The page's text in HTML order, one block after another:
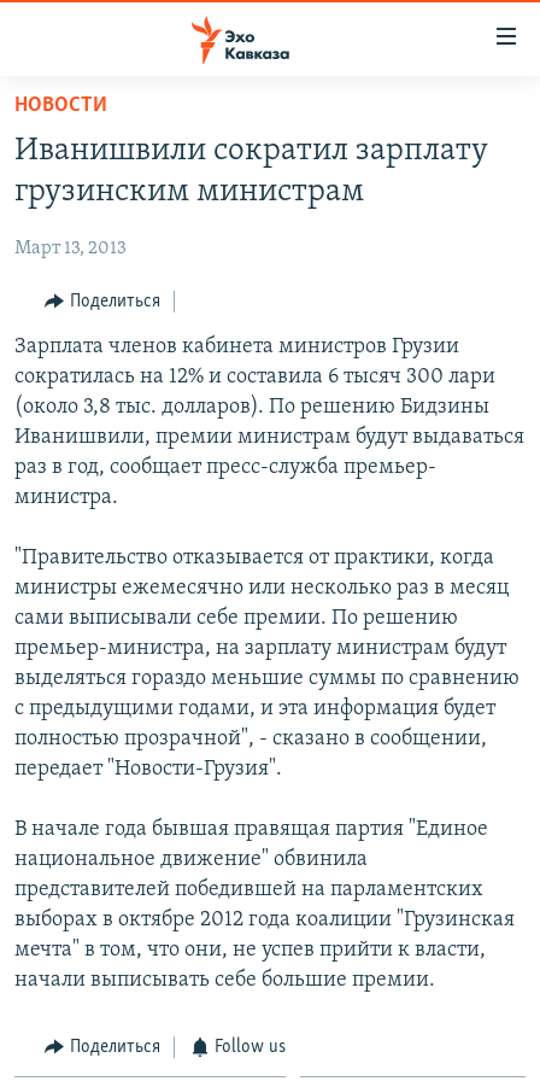
Вернуться
основному
содержанию
Вернутся
навигации
Вернутся
поиску
СУХУМИ
ЦХИНВАЛИ
ВЕСЬ КАВКАЗ
СЕВЕРНЫЙ КАВКАЗ
АРМЕНИЯ
АЗЕРБАЙДЖАН
ТЕМЫ
ПОЛИТИКА
ЭКОНОМИКА
ОБЩЕСТВО
СПОРТ
РУБРИКИ
НЕКРУГЛЫЙ СТОЛ
ГОСТЬ НЕДЕЛИ
БЛОГИ
ЧИТАЕМ ПРЕССУ
МУЛЬТИМЕДИА
ВИДЕО
АУДИО
АРХИВ РАДИОПРОГРАММЫ
Все сайты РСЕ/РС
НОВОСТИ
Иванишвили сократил зарплату
грузинским министрам
Март 13, 2013
Поделиться
Зарплата членов кабинета министров Грузии
сократилась на 12% и составила 6 тысяч 300 лари
(около 3,8 тыс. долларов). По решению Бидзины
Иванишвили, премии министрам будут выдаваться
раз в год, сообщает пресс-служба премьер-
министра.
"Правительство отказывается от практики, когда
министры ежемесячно или несколько раз в месяц
сами выписывали себе премии. По решению
премьер-министра, на зарплату министрам будут
выделяться гораздо меньшие суммы по сравнению
с предыдущими годами, и эта информация будет
полностью прозрачной", - сказано в сообщении,
передает "Новости-Грузия".
В начале года бывшая правящая партия "Единое
национальное движение" обвинила
представителей победившей на парламентских
выборах в октябре 2012 года коалиции "Грузинская
мечта" в том, что они, не успев прийти к власти,
начали выписывать себе большие премии.
Поделиться Follow us